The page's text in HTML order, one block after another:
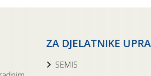
ZA DJELATNIKE
SEMIS